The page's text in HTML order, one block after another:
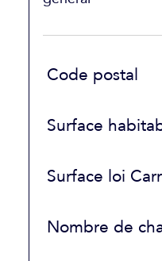
Code postal
Surface
Surface loi
Nombre de